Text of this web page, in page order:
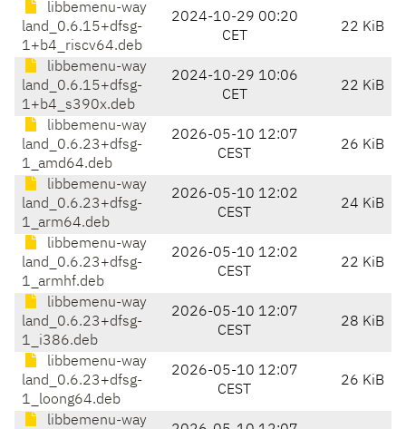
libbemenu-way
land_0.6.15+dfsg-
1+b4_riscv64.deb
2024-10-29 00:20
CET
22 KiB
libbemenu-way
land_0.6.15+dfsg-
1+b4_s390x.deb
2024-10-29 10:06
CET
22 KiB
libbemenu-way
land_0.6.23+dfsg-
1_amd64.deb
2026-05-10 12:07
CEST
26 KiB
libbemenu-way
land_0.6.23+dfsg-
1_arm64.deb
2026-05-10 12:02
CEST
24 KiB
libbemenu-way
land_0.6.23+dfsg-
1_armhf.deb
2026-05-10 12:02
CEST
22 KiB
libbemenu-way
land_0.6.23+dfsg-
1_i386.deb
2026-05-10 12:07
CEST
28 KiB
libbemenu-way
land_0.6.23+dfsg-
1_loong64.deb
2026-05-10 12:07
CEST
26 KiB
libbemenu-way